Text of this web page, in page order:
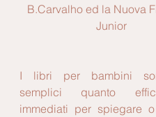
B.Carvalho ed la Nuova
Junior
I libri per bambini
semplici quanto
immediati per spiegare